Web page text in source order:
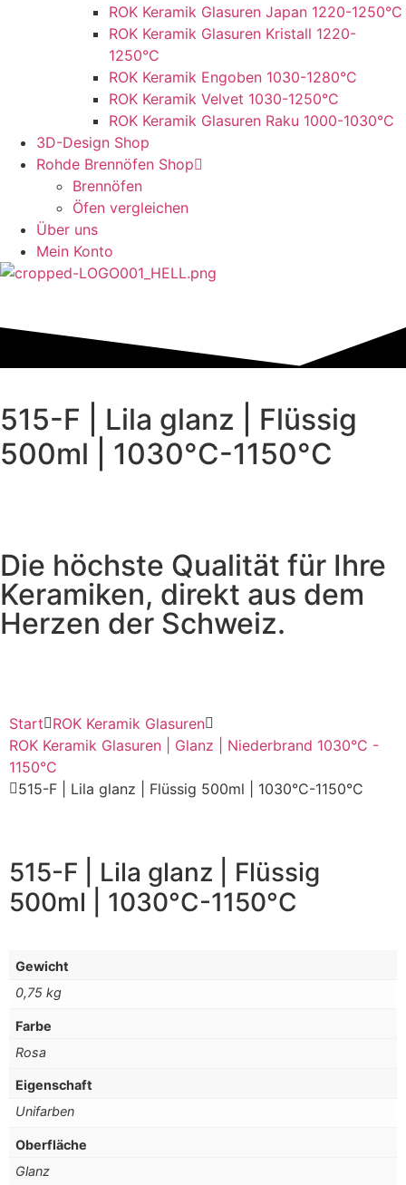
ROK Keramik Glasuren Japan 1220-1250°C
ROK Keramik Glasuren Kristall 1220-
1250°C
ROK Keramik Engoben 1030-1280°C
ROK Keramik Velvet 1030-1250°C
ROK Keramik Glasuren Raku 1000-1030°C
3D-Design Shop
Rohde Brennöfen Shop
Brennöfen
Öfen vergleichen
Über uns
Mein Konto
515-F | Lila glanz | Flüssig
500ml | 1030°C-1150°C
Die höchste Qualität für Ihre
Keramiken, direkt aus dem
Herzen der Schweiz.
Start ROK Keramik Glasuren
ROK Keramik Glasuren | Glanz | Niederbrand 1030°C -
1150°C
515-F | Lila glanz | Flüssig 500ml | 1030°C-1150°C
515-F | Lila glanz | Flüssig
500ml | 1030°C-1150°C
Gewicht
0,75 kg
Farbe
Rosa
Eigenschaft
Unifarben
Oberfläche
Glanz